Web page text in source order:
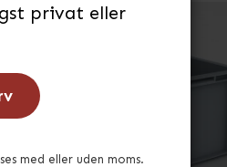
privat eller
med eller uden moms.